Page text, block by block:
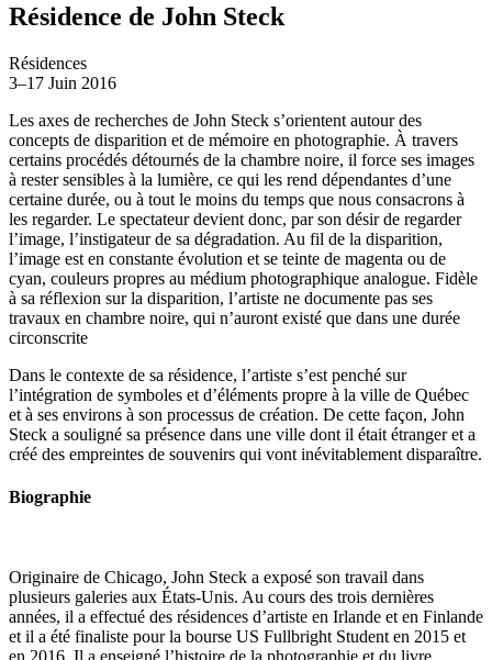
Résidence de John Steck
Résidences
3–17 Juin 2016
Les axes de recherches de John Steck s’orientent autour des
concepts de disparition et de mémoire en photographie. À travers
certains procédés détournés de la chambre noire, il force ses images
à rester sensibles à la lumière, ce qui les rend dépendantes d’une
certaine durée, ou à tout le moins du temps que nous consacrons à
les regarder. Le spectateur devient donc, par son désir de regarder
l’image, l’instigateur de sa dégradation. Au fil de la disparition,
l’image est en constante évolution et se teinte de magenta ou de
cyan, couleurs propres au médium photographique analogue. Fidèle
à sa réflexion sur la disparition, l’artiste ne documente pas ses
travaux en chambre noire, qui n’auront existé que dans une durée
circonscrite
Dans le contexte de sa résidence, l’artiste s’est penché sur
l’intégration de symboles et d’éléments propre à la ville de Québec
et à ses environs à son processus de création. De cette façon, John
Steck a souligné sa présence dans une ville dont il était étranger et a
créé des empreintes de souvenirs qui vont inévitablement disparaître.
Biographie
Originaire de Chicago, John Steck a exposé son travail dans
plusieurs galeries aux États-Unis. Au cours des trois dernières
années, il a effectué des résidences d’artiste en Irlande et en Finlande
et il a été finaliste pour la bourse US Fullbright Student en 2015 et